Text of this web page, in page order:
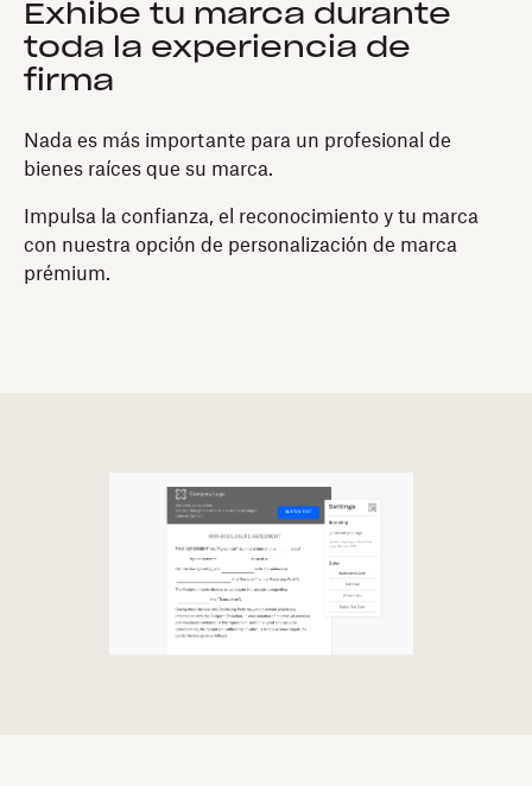
Exhibe tu marca durante
toda la experiencia de
firma
Nada es más importante para un profesional de
bienes raíces que su marca.
Impulsa la confianza, el reconocimiento y tu marca
con nuestra opción de personalización de marca
prémium.